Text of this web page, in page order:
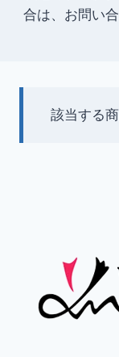
合は、お問い
該当する